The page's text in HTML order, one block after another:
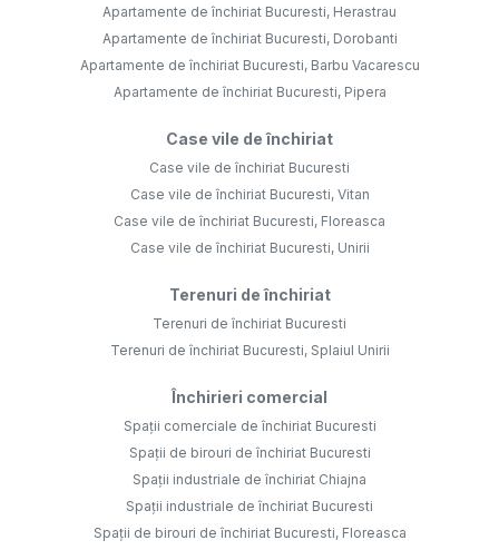
Apartamente de închiriat Bucuresti, Herastrau
Apartamente de închiriat Bucuresti, Dorobanti
Apartamente de închiriat Bucuresti, Barbu Vacarescu
Apartamente de închiriat Bucuresti, Pipera
Case vile de închiriat
Case vile de închiriat Bucuresti
Case vile de închiriat Bucuresti, Vitan
Case vile de închiriat Bucuresti, Floreasca
Case vile de închiriat Bucuresti, Unirii
Terenuri de închiriat
Terenuri de închiriat Bucuresti
Terenuri de închiriat Bucuresti, Splaiul Unirii
Închirieri comercial
Spații comerciale de închiriat Bucuresti
Spații de birouri de închiriat Bucuresti
Spații industriale de închiriat Chiajna
Spații industriale de închiriat Bucuresti
Spații de birouri de închiriat Bucuresti, Floreasca